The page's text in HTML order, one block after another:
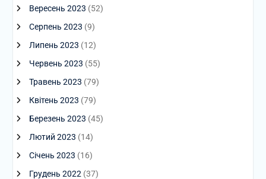
Вересень 2023 (52)
Серпень 2023 (9)
Липень 2023 (12)
Червень 2023 (55)
Травень 2023 (79)
Квітень 2023 (79)
Березень 2023 (45)
Лютий 2023 (14)
Січень 2023 (16)
Грудень 2022 (37)